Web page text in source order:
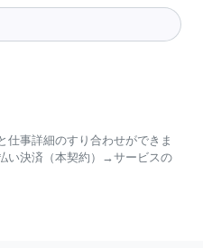
仕事詳細のすり合わせができま
い決済（本契約）→サービスの